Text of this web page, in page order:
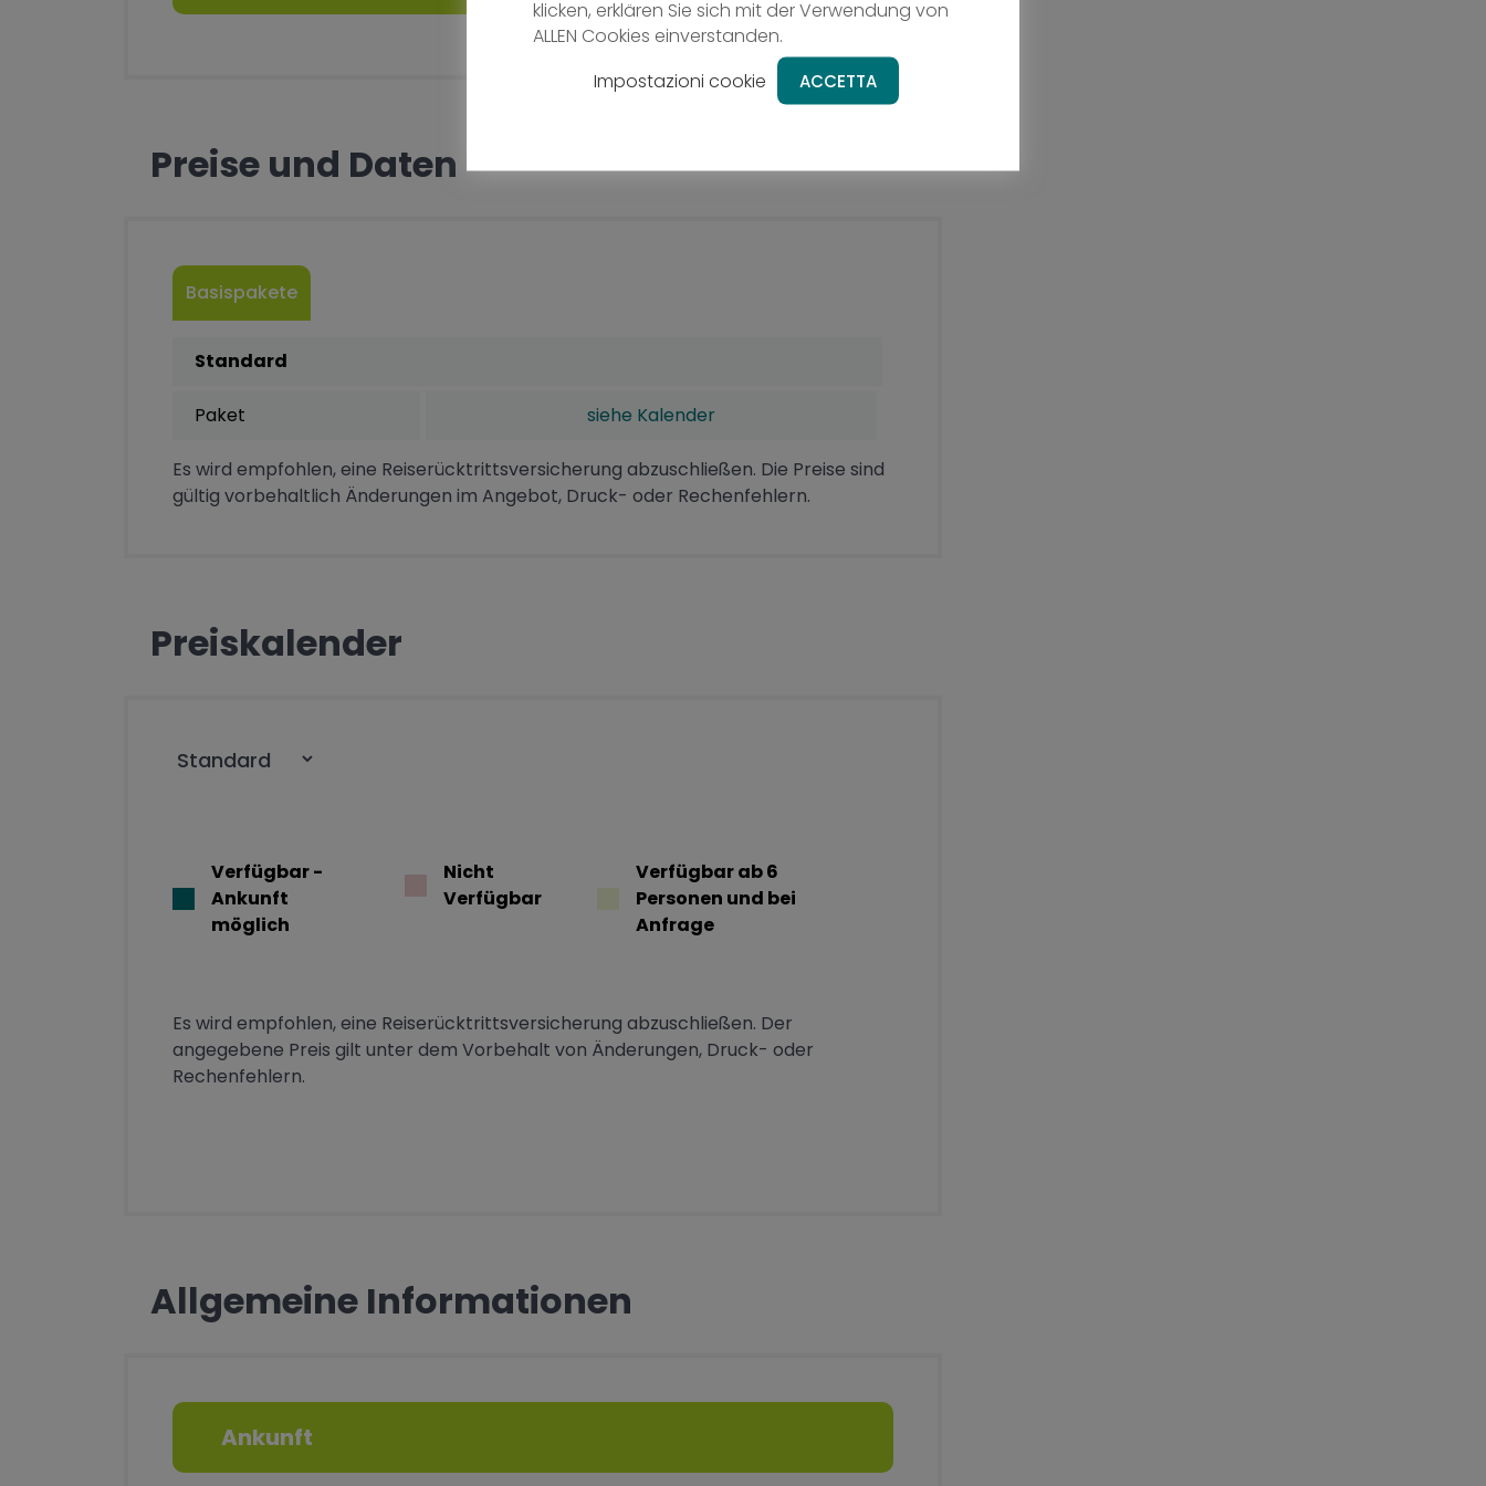
Preise und Daten
Basispakete
Standard
Paket siehe Kalender
Es wird empfohlen, eine Reiserücktrittsversicherung abzuschließen. Die Preise sind
gültig vorbehaltlich Änderungen im Angebot, Druck- oder Rechenfehlern.
Preiskalender
Verfügbar -
Ankunft
möglich
Nicht
Verfügbar
Verfügbar ab 6
Personen und bei
Anfrage
Es wird empfohlen, eine Reiserücktrittsversicherung abzuschließen. Der
angegebene Preis gilt unter dem Vorbehalt von Änderungen, Druck- oder
Rechenfehlern.
Allgemeine Informationen
Ankunft
klicken, erklären Sie sich mit der Verwendung von
ALLEN Cookies einverstanden.
Impostazioni cookie
ACCETTA